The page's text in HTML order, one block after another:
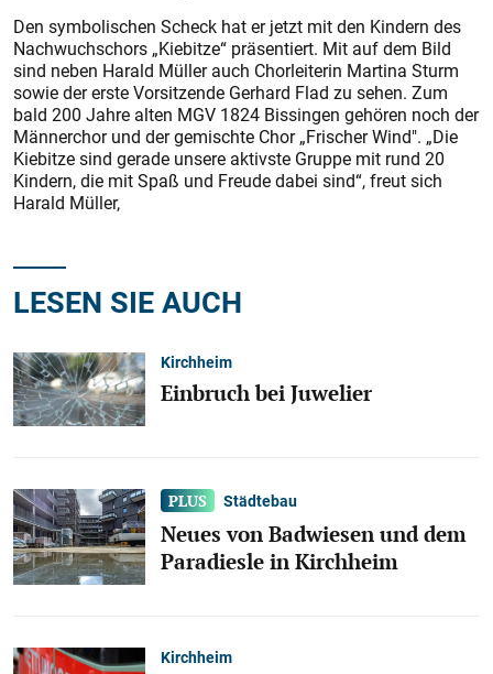
Den symbolischen Scheck hat er jetzt mit den Kindern des
Nachwuchschors „Kiebitze“ präsentiert. Mit auf dem Bild
sind neben Harald Müller auch Chorleiterin Martina Sturm
sowie der erste Vorsitzende Gerhard Flad zu sehen. Zum
bald 200 Jahre alten MGV 1824 Bissingen gehören noch der
Männerchor und der gemischte Chor „Frischer Wind". „Die
Kiebitze sind gerade unsere aktivste Gruppe mit rund 20
Kindern, die mit Spaß und Freude dabei sind“, freut sich
Harald Müller,
LESEN SIE AUCH
Kirchheim
Einbruch bei Juwelier
Städtebau
Neues von Badwiesen und dem
Paradiesle in Kirchheim
Kirchheim